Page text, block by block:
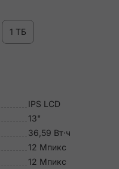
1 ТБ
IPS LCD
13"
36,59 Вт·ч
12 Мпикс
12 Мпикс